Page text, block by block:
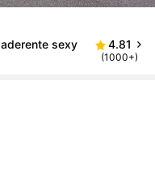
sexy
4.81
(1000+)